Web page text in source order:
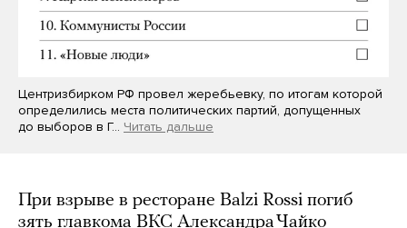
Центризбирком РФ провел жеребьевку, по итогам которой
определились места политических партий, допущенных
до выборов в Г… Читать дальше
При взрыве в ресторане Balzi Rossi погиб
зять главкома ВКС Александра Чайко